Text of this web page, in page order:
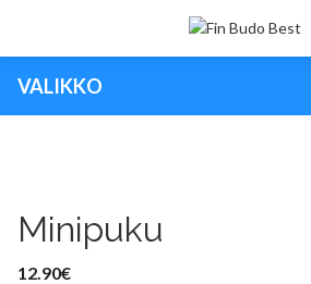
VALIKKO
Minipuku
12.90€